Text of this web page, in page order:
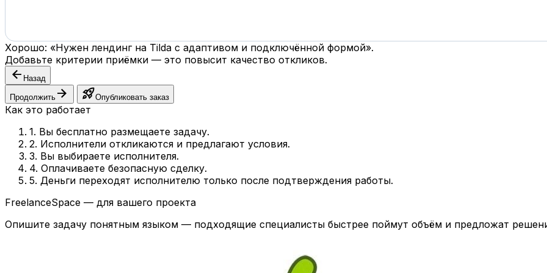
Хорошо: «Нужен лендинг на Tilda с адаптивом и подключённой формой».
Добавьте критерии приёмки — это повысит качество откликов.
arrow_back Назад
Продолжить arrow_forward rocket_launchОпубликовать заказ
Как это работает
1. Вы бесплатно размещаете задачу.
2. Исполнители откликаются и предлагают условия.
3. Вы выбираете исполнителя.
4. Оплачиваете безопасную сделку.
5. Деньги переходят исполнителю только после подтверждения работы.
FreelanceSpace — для вашего проекта
Опишите задачу понятным языком — подходящие специалисты быстрее поймут объём и предложат